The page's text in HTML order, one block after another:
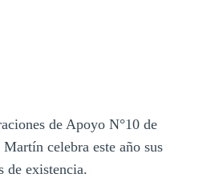
de Apoyo N°10 de
celebra este año sus
de existencia.